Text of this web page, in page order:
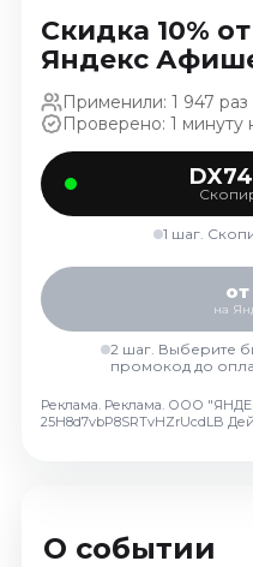
Декабрь 2026
Спорт
Август 2026
Сентябрь 2026
Декабрь 2026
Август 2026
Сентябрь 2026
Октябрь 2026
Ноябрь 2026
Декабрь 2026
Скидка 10%
Яндекс
Применили: 1 947 раз
Проверено: 1 минуту
1 шаг.
на
2 шаг. Выберите
промокод до
Реклама. Реклама. ООО
25H8d7vbP8SRTvHZrUcdLB
О событии